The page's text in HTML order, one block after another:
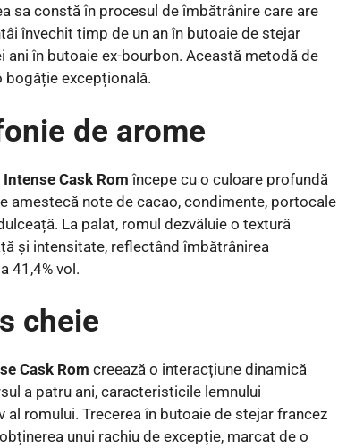
sa constă în procesul de îmbătrânire care are
învechit timp de un an în butoaie de stejar
în butoaie ex-bourbon. Această metodă de
bogăție excepțională.
de arome
Cask Rom începe cu o culoare profundă
amestecă note de cacao, condimente, portocale
La palat, romul dezvăluie o textură
și intensitate, reflectând îmbătrânirea
41,4% vol.
cheie
Cask Rom creează o interacțiune dinamică
a patru ani, caracteristicile lemnului
romului. Trecerea în butoaie de stejar francez
unui rachiu de excepție, marcat de o